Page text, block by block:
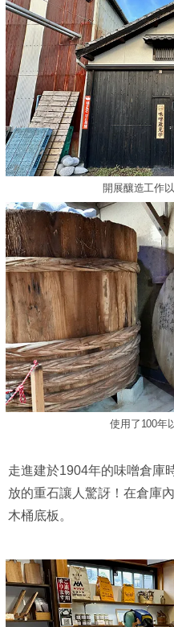
開展釀造工作
使用了100年
走進建於1904年的味噌倉庫
放的重石讓人驚訝！在倉庫
木桶底板。